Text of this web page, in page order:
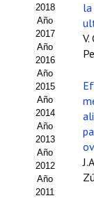
Equipo
Leer revista
Directrices
Políticas
Propuesta
Sello Calidad
Premio Prensa
2018
Año
2017
Año
2016
Año
2015
Año
2014
Año
2013
Año
2012
Año
2011
V.